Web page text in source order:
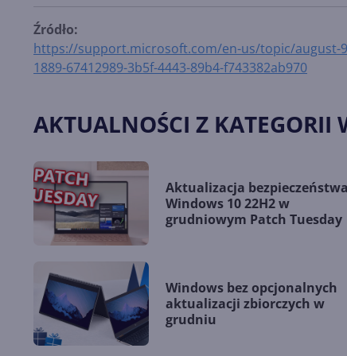
Źródło:
https://support.microsoft.com/en-us/topic/august-
1889-67412989-3b5f-4443-89b4-f743382ab970
AKTUALNOŚCI Z KATEGORII
Aktualizacja bezpieczeństwa
Windows 10 22H2 w
grudniowym Patch Tuesday
Windows bez opcjonalnych
aktualizacji zbiorczych w
grudniu